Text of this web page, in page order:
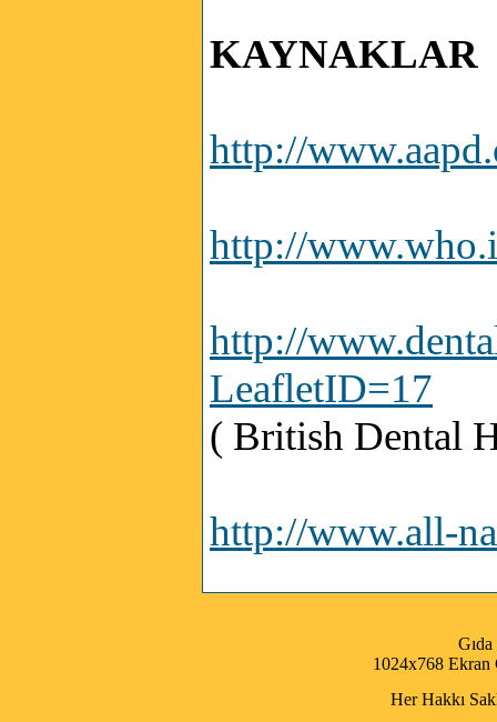
KAYNAKLAR
http://
http://
http://
LeafletID=17
( British Dental
http://www.all-
1024x768 Ekran
Her Hakkı